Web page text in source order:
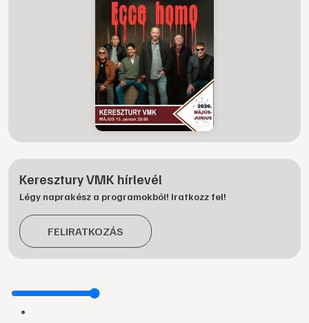
Keresztury VMK hírlevél
Légy naprakész a programokból! Iratkozz fel!
FELIRATKOZÁS